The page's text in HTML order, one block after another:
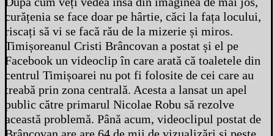
curățenia se face doar pe hârtie, căci la fața locului,
riscați să vi se facă rău de la mizerie și miros.
Timișoreanul Cristi Brâncovan a postat și el pe
Facebook un videoclip în care arată că toaletele din
centrul Timișoarei nu pot fi folosite de cei care au
treabă prin zona centrală. Acesta a lansat un apel
public către primarul Nicolae Robu să rezolve
această problemă. Până acum, videoclipul postat de